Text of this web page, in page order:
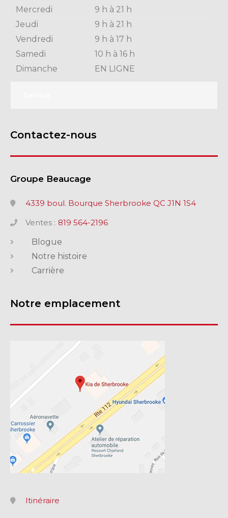
Mercredi
9 h à 21 h
Jeudi
9 h à 21 h
Vendredi
9 h à 17 h
Samedi
10 h à 16 h
Dimanche
EN LIGNE
Contactez-nous
Groupe Beaucage
4339 boul. Bourque Sherbrooke QC J1N 1S4
Ventes : 819 564-2196
Blogue
Notre histoire
Carrière
Notre emplacement
Itinéraire